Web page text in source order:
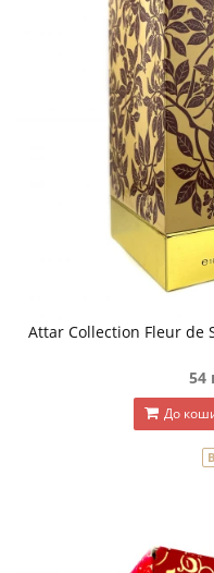
Attar Collection Fleur de
54
До